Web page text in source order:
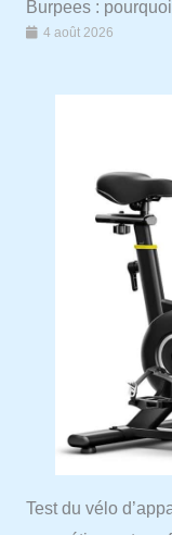
Burpees :
4 août 2026
Test du vélo